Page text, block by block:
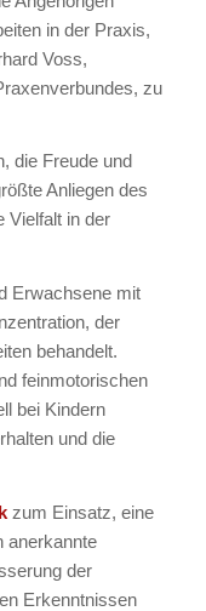
in der Praxis,
Voss,
zu
die Freude und
Anliegen des
Vielfalt in der
Erwachsene mit
der
behandelt.
feinmotorischen
bei Kindern
und die
zum Einsatz, eine
anerkannte
der
Erkenntnissen